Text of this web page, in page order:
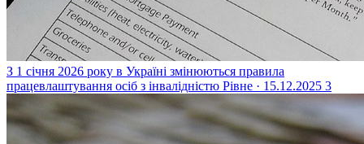
З 1 січня 2026 року в Україні змінюються правила
працевлаштування осіб з інвалідністю Рівне · 15.12.2025 3